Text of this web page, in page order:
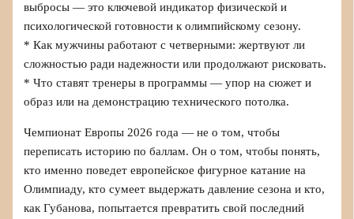
выбросы — это ключевой индикатор физической и
психологической готовности к олимпийскому сезону.
* Как мужчины работают с четверными: жертвуют ли
сложностью ради надежности или продолжают рисковать.
* Что ставят тренеры в программы — упор на сюжет и
образ или на демонстрацию технического потолка.
Чемпионат Европы 2026 года — не о том, чтобы
переписать историю по баллам. Он о том, чтобы понять,
кто именно поведет европейское фигурное катание на
Олимпиаду, кто сумеет выдержать давление сезона и кто,
как Губанова, попытается превратить свой последний